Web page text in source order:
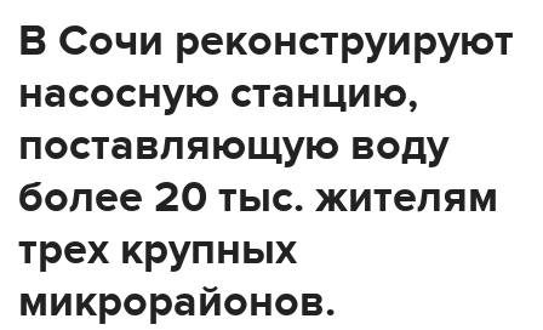
В Сочи реконструируют
насосную станцию,
поставляющую воду
более 20 тыс. жителям
трех крупных
микрорайонов.